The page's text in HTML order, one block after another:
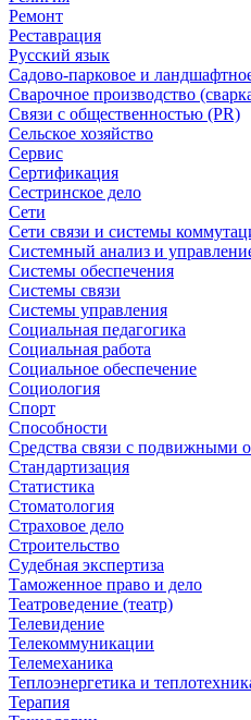
Ремонт
Реставрация
Русский язык
Садово-парковое и
Сварочное производство
Связи с общественностью (PR)
Сельское хозяйство
Сервис
Сертификация
Сестринское дело
Сети
Сети связи и системы
Системный анализ и
Системы обеспечения
Системы связи
Системы управления
Социальная педагогика
Социальная работа
Социальное обеспечение
Социология
Спорт
Способности
Средства связи с подвижными
Стандартизация
Статистика
Стоматология
Страховое дело
Строительство
Судебная экспертиза
Таможенное право и дело
Театроведение (театр)
Телевидение
Телекоммуникации
Телемеханика
Теплоэнергетика и
Терапия